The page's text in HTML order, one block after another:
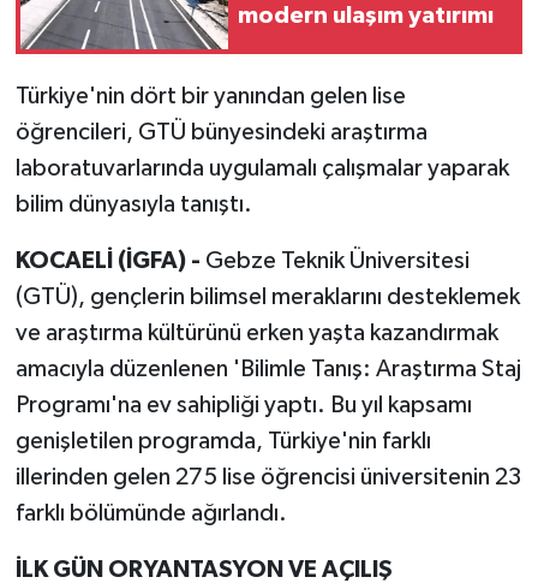
modern ulaşım yatırımı
Türkiye'nin dört bir yanından gelen lise
öğrencileri, GTÜ bünyesindeki araştırma
laboratuvarlarında uygulamalı çalışmalar yaparak
bilim dünyasıyla tanıştı.
KOCAELİ (İGFA) - Gebze Teknik Üniversitesi
(GTÜ), gençlerin bilimsel meraklarını desteklemek
ve araştırma kültürünü erken yaşta kazandırmak
amacıyla düzenlenen 'Bilimle Tanış: Araştırma Staj
Programı'na ev sahipliği yaptı. Bu yıl kapsamı
genişletilen programda, Türkiye'nin farklı
illerinden gelen 275 lise öğrencisi üniversitenin 23
farklı bölümünde ağırlandı.
İLK GÜN ORYANTASYON VE AÇILIŞ